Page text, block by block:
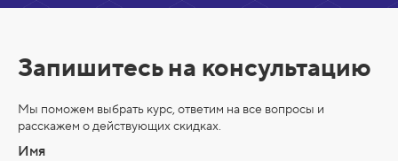
Запишитесь на консультацию
Мы поможем выбрать курс, ответим на все вопросы и
расскажем о действующих скидках.
Имя